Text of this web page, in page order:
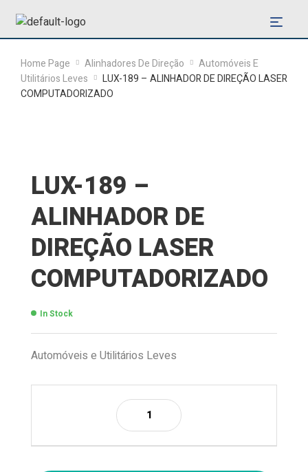
Home Page Alinhadores De Direção
Automóveis E
Utilitários Leves
LUX-189 – ALINHADOR DE DIREÇÃO LASER
COMPUTADORIZADO
LUX-189 –
ALINHADOR DE
DIREÇÃO LASER
COMPUTADORIZADO
In Stock
Automóveis e Utilitários Leves